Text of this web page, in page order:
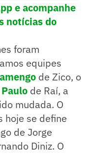
e acompanhe
notícias do
foram
equipes
de Zico, o
Paulo de Raí, a
mudada. O
hoje se define
de Jorge
Diniz. O